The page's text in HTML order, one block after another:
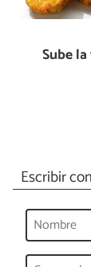
Sube
Escribir